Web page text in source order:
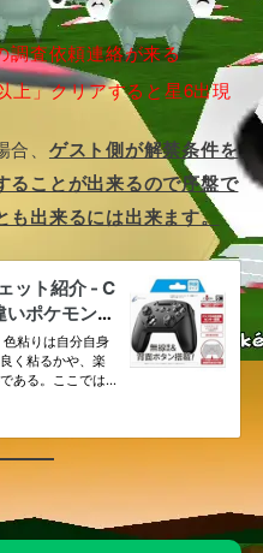
調査依頼連絡が来る
上」クリアすると星6出現
、 ゲスト側が解禁条件を
ることが出来るので序盤で
も出来るには出来ます。